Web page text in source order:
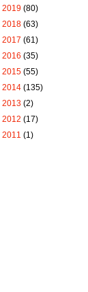
2019 (80)
2018 (63)
2017 (61)
2016 (35)
2015 (55)
2014 (135)
2013 (2)
2012 (17)
2011 (1)